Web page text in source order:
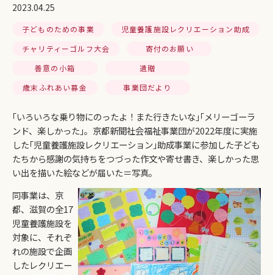
2023.04.25
子どものための事業
児童養護施設レクリエーション助成
チャリティーゴルフ大会
寄付のお願い
善意の小箱
遺贈
歳末ふれあい募金
事業団だより
｢いろいろな乗り物にのったよ！また行きたいな｣｢メリーゴーラ
ンド、楽しかった｣。京都新聞社会福祉事業団が2022年度に実施
した｢児童養護施設レクリエーション｣助成事業に参加した子ども
たちから感謝の気持ちをつづった作文や寄せ書き、楽しかった思
い出を描いた絵などが届いた＝写真。
同事業は、京
都、滋賀の全17
児童養護施設を
対象に、それぞ
れの施設で企画
したレクリエー